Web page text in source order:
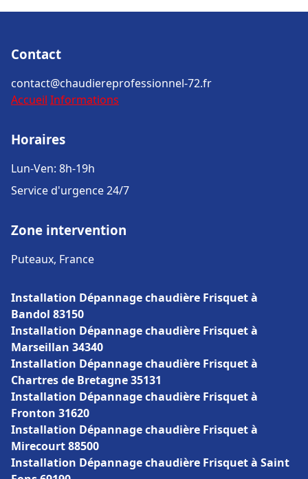
Contact
contact@chaudiereprofessionnel-72.fr
Accueil Informations
Horaires
Lun-Ven: 8h-19h
Service d'urgence 24/7
Zone intervention
Puteaux, France
Installation Dépannage chaudière Frisquet à
Bandol 83150
Installation Dépannage chaudière Frisquet à
Marseillan 34340
Installation Dépannage chaudière Frisquet à
Chartres de Bretagne 35131
Installation Dépannage chaudière Frisquet à
Fronton 31620
Installation Dépannage chaudière Frisquet à
Mirecourt 88500
Installation Dépannage chaudière Frisquet à Saint